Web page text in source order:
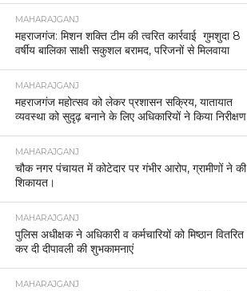
MAHARAJGANJ
महराजगंज: मिशन शक्ति टीम की त्वरित कार्रवाई गुमशुदा 8
वर्षीय बालिका साक्षी सकुशल बरामद, परिजनों से मिलवाया
MAHARAJGANJ
महराजगंज महोत्सव को लेकर प्रशासन सक्रिय, यातायात
व्यवस्था को सुदृढ़ बनाने के लिए अधिकारियों ने किया निरीक्षण
MAHARAJGANJ
चौक नगर पंचायत में कोटेदार पर गंभीर आरोप, ग्रामीणों ने की
शिकायत।
MAHARAJGANJ
पुलिस अधीक्षक ने अधिकारी व कर्मचारियों को मिष्ठान वितरित
कर दी दीपावली की शुभकामनाएं
MAHARAJGANJ